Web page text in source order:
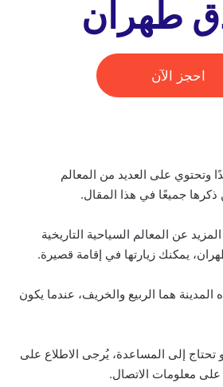
طهران
احجز الآن
وتحتوي على العديد من المعالم
جميعًا في هذا المقال.
عن المعالم السياحية التاريخية
يمكنك زيارتها في إقامة قصيرة.
هما الربيع والخريف، عندما يكون
تحتاج إلى المساعدة، يُرجى الاطلاع على
معلومات الاتصال.